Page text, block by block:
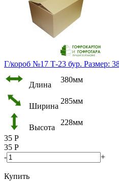
Г/короб №17 Т-23 бур. Размер:
Длина
380мм
Ширина
285мм
Высота
228мм
35 Р
35 Р
-
+
Купить